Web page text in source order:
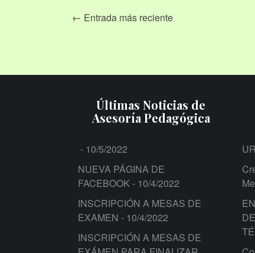
← Entrada más reciente
Últimas Noticias de
Asesoría Pedagógica
- 10/5/2022
NUEVA PÁGINA DE
FACEBOOK - 10/4/2022
INSCRIPCIÓN A MESAS DE
EXAMEN - 10/4/2022
INSCRIPCIÓN A MESAS DE